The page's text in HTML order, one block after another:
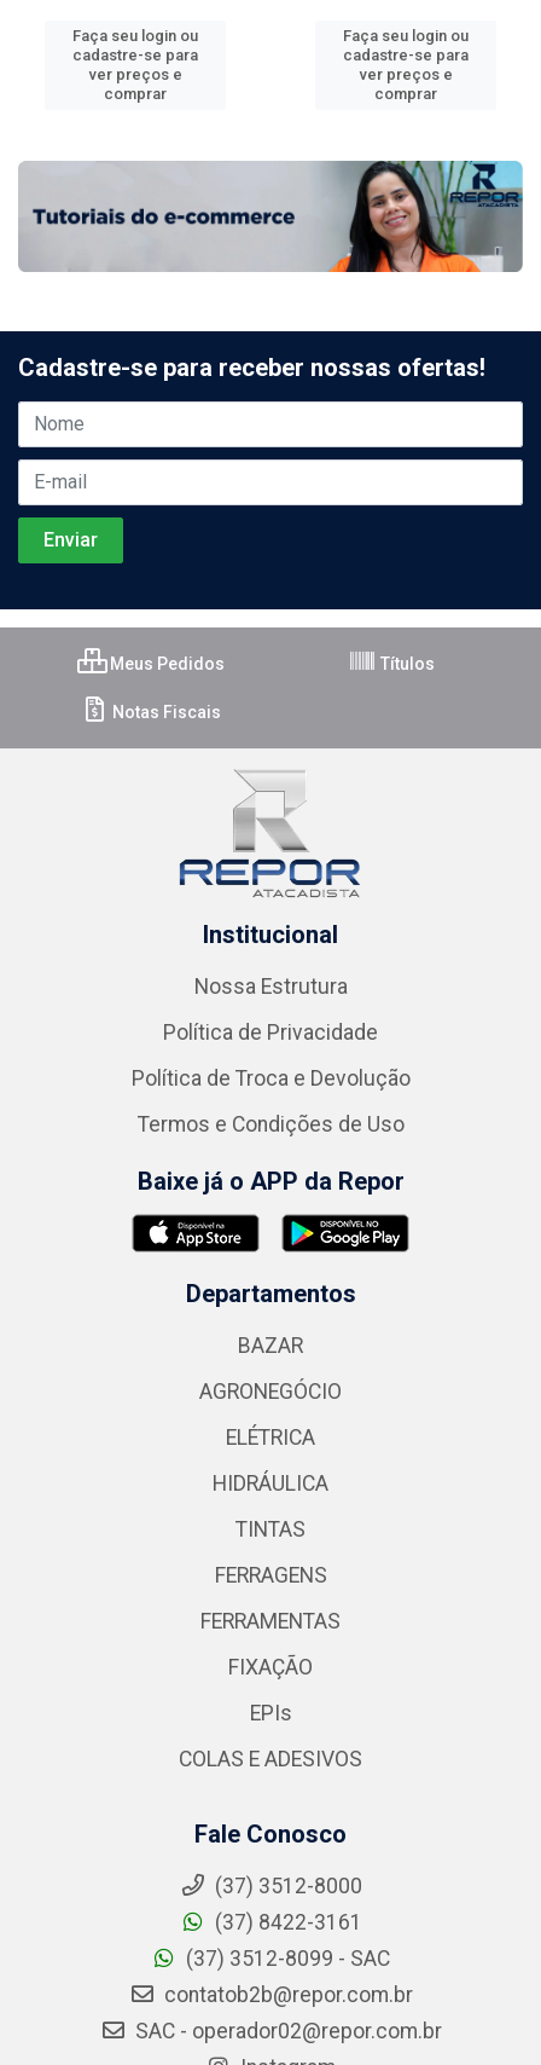
Faça seu login ou
cadastre-se para
ver preços e
comprar
Faça seu login ou
cadastre-se para
ver preços e
comprar
Cadastre-se para receber nossas ofertas!
Meus Pedidos Títulos
Notas Fiscais
Institucional
Nossa Estrutura
Política de Privacidade
Política de Troca e Devolução
Termos e Condições de Uso
Baixe já o APP da Repor
Departamentos
BAZAR
AGRONEGÓCIO
ELÉTRICA
HIDRÁULICA
TINTAS
FERRAGENS
FERRAMENTAS
FIXAÇÃO
EPIs
COLAS E ADESIVOS
Fale Conosco
(37) 3512-8000
(37) 8422-3161
(37) 3512-8099 - SAC
contatob2b@repor.com.br
SAC - operador02@repor.com.br